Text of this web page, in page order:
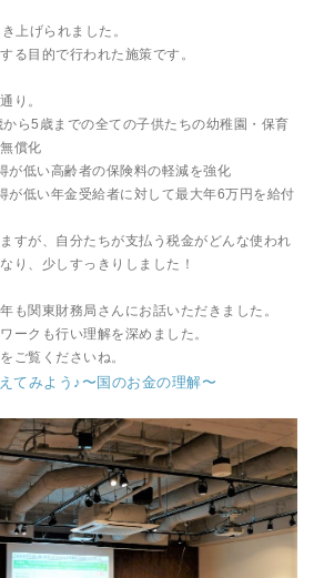
上げられました。
る目的で行われた施策です。
り。
から5歳までの全ての子供たちの幼稚園・保育
償化
が低い高齢者の保険料の軽減を強化
が低い年金受給者に対して最大年6万円を給付
すが、自分たちが支払う税金がどんな使われ
り、少しすっきりしました！
も関東財務局さんにお話いただきました。
ークも行い理解を深めました。
ご覧くださいね。
てみよう♪〜国のお金の理解〜